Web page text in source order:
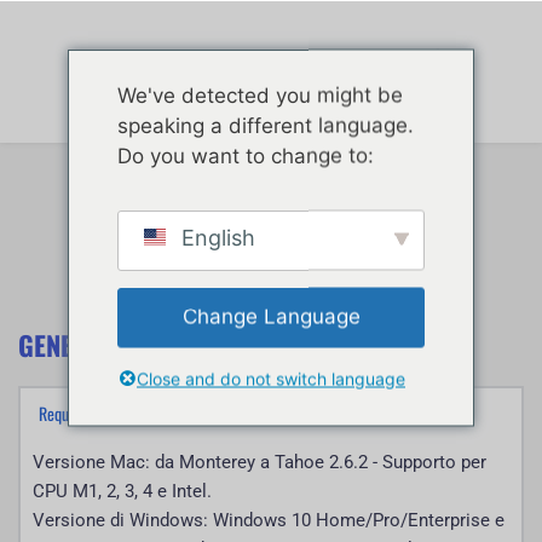
Casa FAQ Parte
Negozio
Centro informazioni
Accesso clienti
GENERALE
Versione Mac: da Monterey a Tahoe 2.6.2 - Supporto per
CPU M1, 2, 3, 4 e Intel.
Versione di Windows: Windows 10 Home/Pro/Enterprise e
We've detected you might be
speaking a different language.
Do you want to change to:
English
Change Language
Close and do not switch language